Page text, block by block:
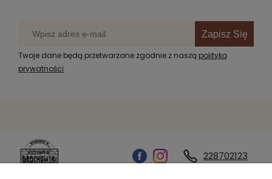
Zapisz Się
Twoje dane będą przetwarzane zgodnie z naszą polityką
prywatności
228702123